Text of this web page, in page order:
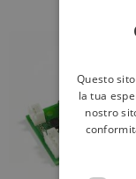
Questo
la tua
nostro